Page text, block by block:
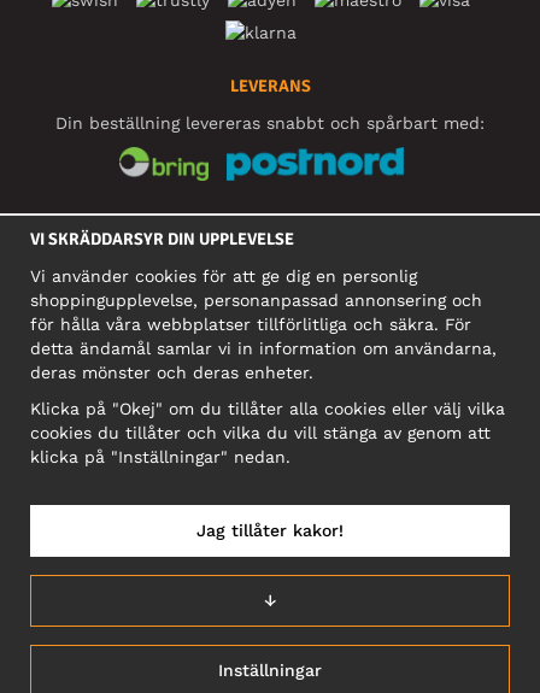
LEVERANS
Din beställning levereras snabbt och spårbart med:
SOCIALA MEDIER
FÖRETAG
Motley Denim Europe OÜ
Narva mnt 5, EE-10117 Tallinn
Org: 12356245, Momsnummer: SE502090048501
OBS! Skicka inte varureturer till denna adress!
SVERIGE/SVENSKA
VI SKRÄDDARSYR DIN UPPLEVELSE
Vi använder cookies för att ge dig en personlig
shoppingupplevelse, personanpassad annonsering och
för hålla våra webbplatser tillförlitliga och säkra. För
detta ändamål samlar vi in information om användarna,
deras mönster och deras enheter.
Klicka på "Okej" om du tillåter alla cookies eller välj vilka
cookies du tillåter och vilka du vill stänga av genom att
klicka på "Inställningar" nedan.
Inställningar
↓
Jag tillåter kakor!